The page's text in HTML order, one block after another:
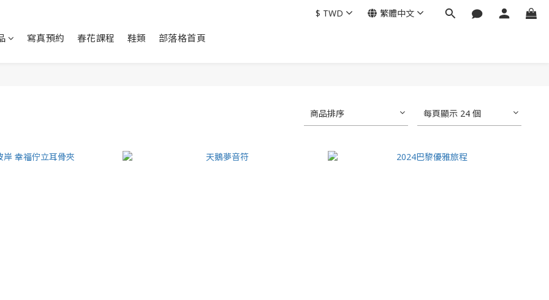
寫真預約 春花課程 鞋類 部落格首頁
$ TWD 繁體中文
商品排序 每頁顯示 24 個